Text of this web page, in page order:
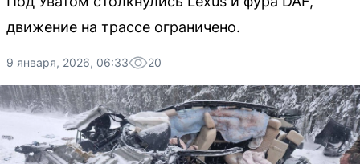
движение на трассе ограничено.
9 января, 2026, 06:33 20